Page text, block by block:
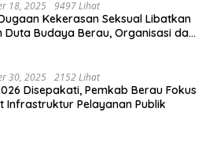
18, 2025 9497 Lihat
Kekerasan Seksual Libatkan
Duta Budaya Berau, Organisasi dan
30, 2025 2152 Lihat
Disepakati, Pemkab Berau Fokus
Infrastruktur Pelayanan Publik